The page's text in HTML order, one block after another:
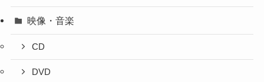
映像・音楽
CD
DVD